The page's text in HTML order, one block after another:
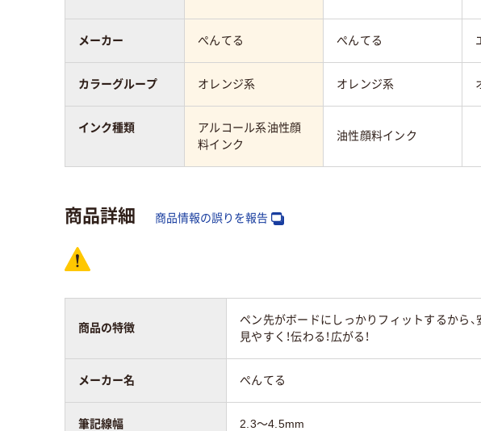
メーカー ぺんてる ぺんてる
カラーグループ オレンジ系 オレンジ系
インク種類
アルコール系油性顔
料インク
油性顔料インク
商品詳細 商品情報の誤りを報告
商品の特徴
ペン先がボードにしっかりフィットするから
見やすく！伝わる！広がる！
メーカー名 ぺんてる
筆記線幅 2.3～4.5mm